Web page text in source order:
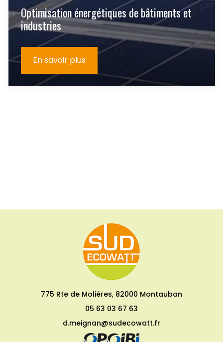
Optimisation énergétiques de bâtiments et
industries
En savoir plus
775 Rte de Molières, 82000 Montauban
05 63 03 67 63
d.meignan@sudecowatt.fr